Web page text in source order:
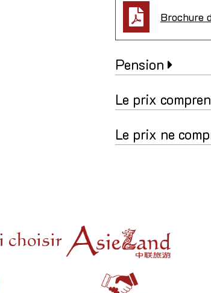
Brochure
Pension
Le prix
Le prix ne
choisir